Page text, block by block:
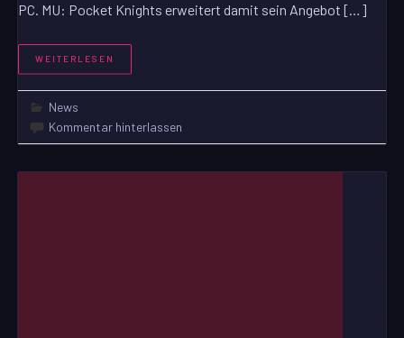
PC. MU: Pocket Knights erweitert damit sein Angebot […]
WEITERLESEN
News
Kommentar hinterlassen